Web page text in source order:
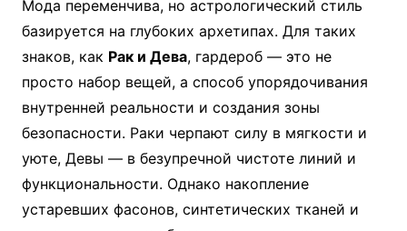
Мода переменчива, но астрологический стиль
базируется на глубоких архетипах. Для таких
знаков, как Рак и Дева, гардероб — это не
просто набор вещей, а способ упорядочивания
внутренней реальности и создания зоны
безопасности. Раки черпают силу в мягкости и
уюте, Девы — в безупречной чистоте линий и
функциональности. Однако накопление
устаревших фасонов, синтетических тканей и